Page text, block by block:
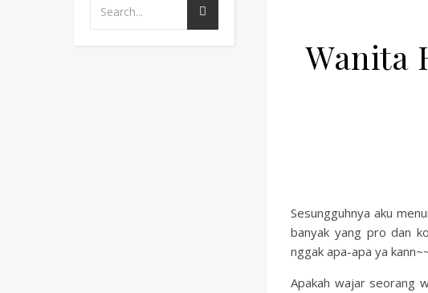
Wanita
Sesungguhnya aku
banyak yang pro dan
nggak apa-apa ya
Apakah wajar seorang